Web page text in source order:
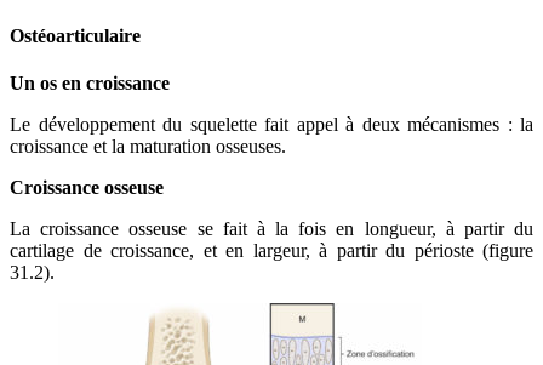
Ostéoarticulaire
Un os en croissance
Le développement du squelette fait appel à deux mécanismes : la
croissance et la maturation osseuses.
Croissance osseuse
La croissance osseuse se fait à la fois en longueur, à partir du
cartilage de croissance, et en largeur, à partir du périoste (figure
31.2).